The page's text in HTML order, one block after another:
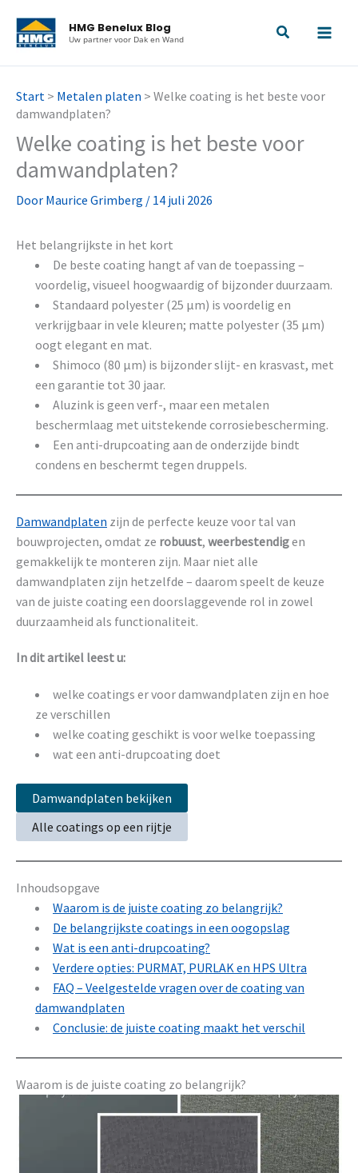
naar
inhoud
HMG Benelux Blog
Uw partner voor Dak en Wand
Start > Metalen platen > Welke coating is het beste voor
damwandplaten?
Welke coating is het beste voor
damwandplaten?
Door Maurice Grimberg / 14 juli 2026
Het belangrijkste in het kort
De beste coating hangt af van de toepassing –
voordelig, visueel hoogwaardig of bijzonder duurzaam.
Standaard polyester (25 µm) is voordelig en
verkrijgbaar in vele kleuren; matte polyester (35 µm)
oogt elegant en mat.
Shimoco (80 µm) is bijzonder slijt- en krasvast, met
een garantie tot 30 jaar.
Aluzink is geen verf-, maar een metalen
beschermlaag met uitstekende corrosiebescherming.
Een anti-drupcoating aan de onderzijde bindt
condens en beschermt tegen druppels.
Damwandplaten zijn de perfecte keuze voor tal van
bouwprojecten, omdat ze robuust, weerbestendigen
gemakkelijk te monteren zijn. Maar niet alle
damwandplaten zijn hetzelfde – daarom speelt de keuze
van de juiste coating een doorslaggevende rol in zowel
duurzaamheid als functionaliteit.
In dit artikel leest u:
welke coatings er voor damwandplaten zijn en hoe
ze verschillen
welke coating geschikt is voor welke toepassing
wat een anti-drupcoating doet
Damwandplaten bekijken
Alle coatings op een rijtje
Inhoudsopgave
Waarom is de juiste coating zo belangrijk?
De belangrijkste coatings in een oogopslag
Wat is een anti-drupcoating?
Verdere opties: PURMAT, PURLAK en HPS Ultra
FAQ – Veelgestelde vragen over de coating van
damwandplaten
Conclusie: de juiste coating maakt het verschil
Waarom is de juiste coating zo belangrijk?